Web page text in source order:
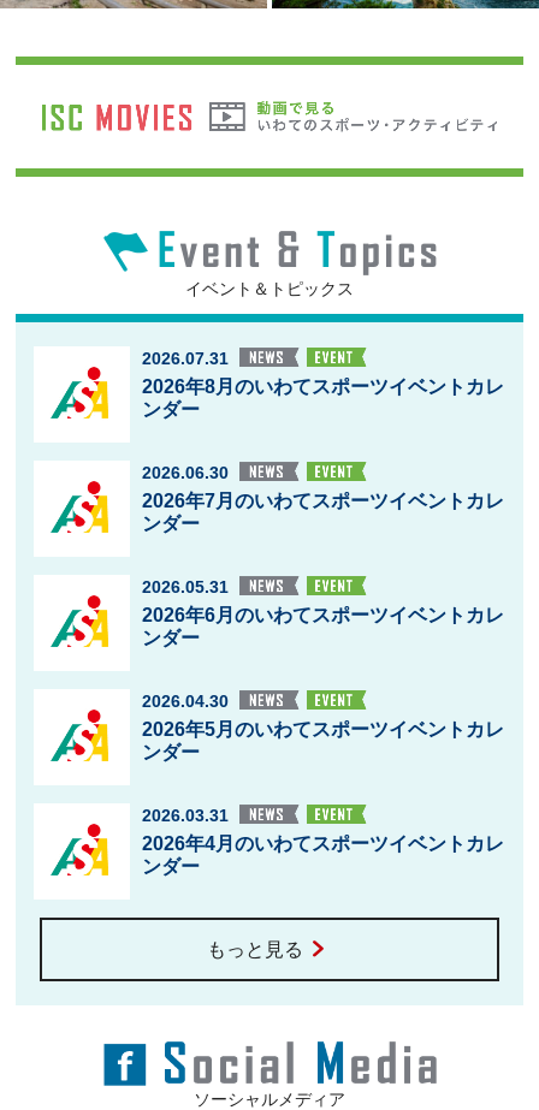
イベント＆トピックス
2026.07.31
2026年8月のいわてスポーツイベントカレ
ンダー
2026.06.30
2026年7月のいわてスポーツイベントカレ
ンダー
2026.05.31
2026年6月のいわてスポーツイベントカレ
ンダー
2026.04.30
2026年5月のいわてスポーツイベントカレ
ンダー
2026.03.31
2026年4月のいわてスポーツイベントカレ
ンダー
もっと見る
ソーシャルメディア